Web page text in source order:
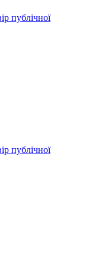
публічної
публічної